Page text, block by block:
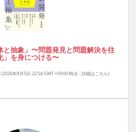
と抽象」〜問題発見と問題解決を往
」を身につける〜
(2026年8月5日 22:54 GMT +09:00 時点 -詳細はこちら)